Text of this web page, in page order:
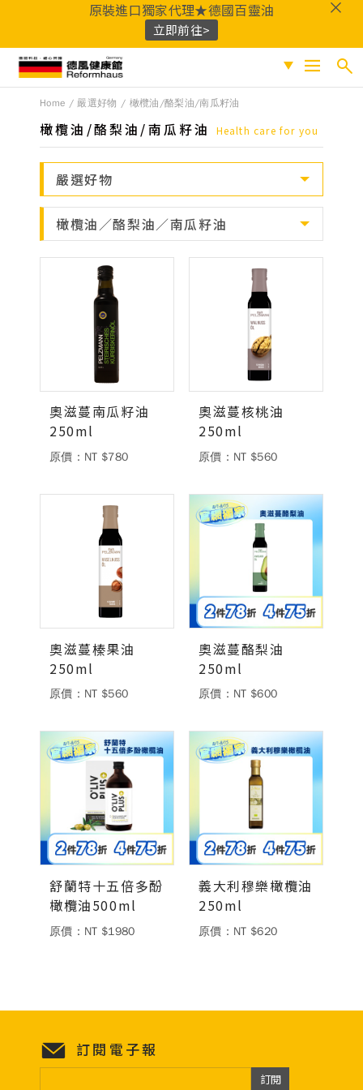
原裝進口獨家代理★德國百靈油
立即前往>
百靈油 黑種草油 鎂 Q10 酸櫻桃
魚
油
益生菌 D3 穀胱甘肽
鐵
B群 鋅 蜂膠
Home 嚴選好物 橄欖油/酪梨油/南瓜籽油
橄欖油/酪梨油/南瓜籽油 Health care for you
嚴選好物
橄欖油／酪梨油／南瓜籽油
奧滋蔓南瓜籽油
250ml
原價：NT $780
奧滋蔓核桃油
250ml
原價：NT $560
奧滋蔓榛果油
250ml
原價：NT $560
奧滋蔓酪梨油
250ml
原價：NT $600
舒蘭特十五倍多酚
橄欖油500ml
原價：NT $1980
義大利穆樂橄欖油
250ml
原價：NT $620
促銷專區
人氣商品
保健系列
成份分類
適用族群
嚴選好物
優質品牌
德風消息
所有訊息 營養知識 會員辦法
活動訊息
商品訊息
聯絡德風
關於我們
關於德風
會員專區
購物說明
購物須知
德風健康館 百靈油粉絲團
百靈油粉絲團 德風健康館
德風健康館
登入
訂閱電子報
訂閱